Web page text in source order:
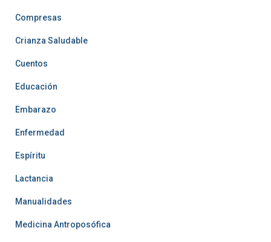
Compresas
Crianza Saludable
Cuentos
Educación
Embarazo
Enfermedad
Espíritu
Lactancia
Manualidades
Medicina Antroposófica